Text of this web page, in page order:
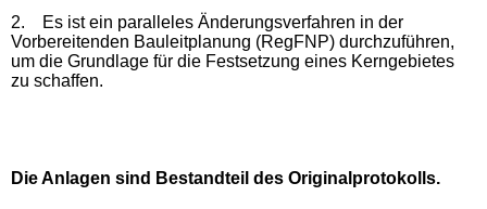
2.
Es ist ein paralleles Änderungsverfahren in der
Vorbereitenden Bauleitplanung (RegFNP) durchzuführen,
um die Grundlage für die Festsetzung eines Kerngebietes
zu schaffen.
Die Anlagen sind Bestandteil des Originalprotokolls.